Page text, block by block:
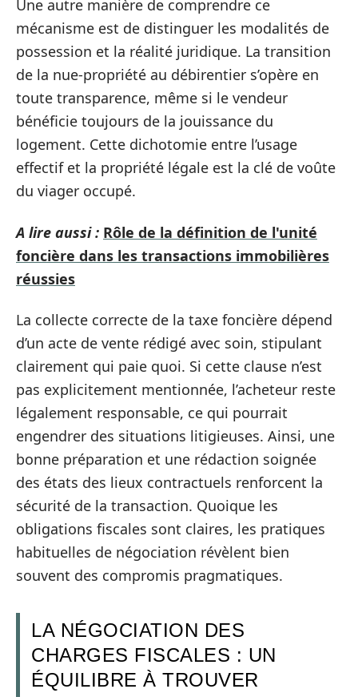
Une autre manière de comprendre ce
mécanisme est de distinguer les modalités de
possession et la réalité juridique. La transition
de la nue-propriété au débirentier s’opère en
toute transparence, même si le vendeur
bénéficie toujours de la jouissance du
logement. Cette dichotomie entre l’usage
effectif et la propriété légale est la clé de voûte
du viager occupé.
A lire aussi : Rôle de la définition de l'unité
foncière dans les transactions immobilières
réussies
La collecte correcte de la taxe foncière dépend
d’un acte de vente rédigé avec soin, stipulant
clairement qui paie quoi. Si cette clause n’est
pas explicitement mentionnée, l’acheteur reste
légalement responsable, ce qui pourrait
engendrer des situations litigieuses. Ainsi, une
bonne préparation et une rédaction soignée
des états des lieux contractuels renforcent la
sécurité de la transaction. Quoique les
obligations fiscales sont claires, les pratiques
habituelles de négociation révèlent bien
souvent des compromis pragmatiques.
LA NÉGOCIATION DES
CHARGES FISCALES : UN
ÉQUILIBRE À TROUVER